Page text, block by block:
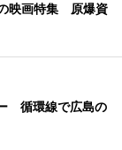
映画特集 原爆資
循環線で広島の